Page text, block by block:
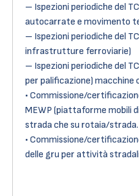
– Ispezioni periodiche del
autocarrate e movimento
– Ispezioni periodiche del
infrastrutture ferroviarie)
– Ispezioni periodiche del
per palificazione) macchine
• Commissione/
MEWP (piattaforme mobili
strada che su rotaia/strada.
• Commissione/
delle gru per attività